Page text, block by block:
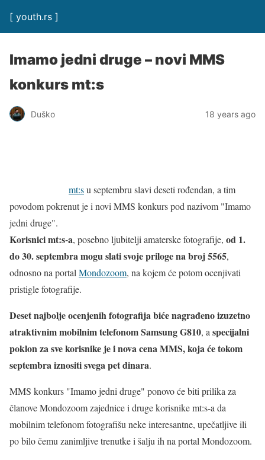
[ youth.rs ]
Imamo jedni druge – novi MMS
konkurs mt:s
Duško 18 years ago
mt:su septembru slavi deseti rođendan, a tim
povodom pokrenut je i novi MMS konkurs pod nazivom "Imamo
jedni druge".
Korisnici mt:s-a, posebno ljubitelji amaterske fotografije, od 1.
do 30. septembra mogu slati svoje priloge na broj 5565,
odnosno na portal Mondozoom, na kojem će potom ocenjivati
pristigle fotografije.
Deset najbolje ocenjenih fotografija biće nagrađeno izuzetno
atraktivnim mobilnim telefonom Samsung G810, a specijalni
poklon za sve korisnike je i nova cena MMS, koja će tokom
septembra iznositi svega pet dinara.
MMS konkurs "Imamo jedni druge" ponovo će biti prilika za
članove Mondozoom zajednice i druge korisnike mt:s-a da
mobilnim telefonom fotografišu neke interesantne, upečatljive ili
po bilo čemu zanimljive trenutke i šalju ih na portal Mondozoom.